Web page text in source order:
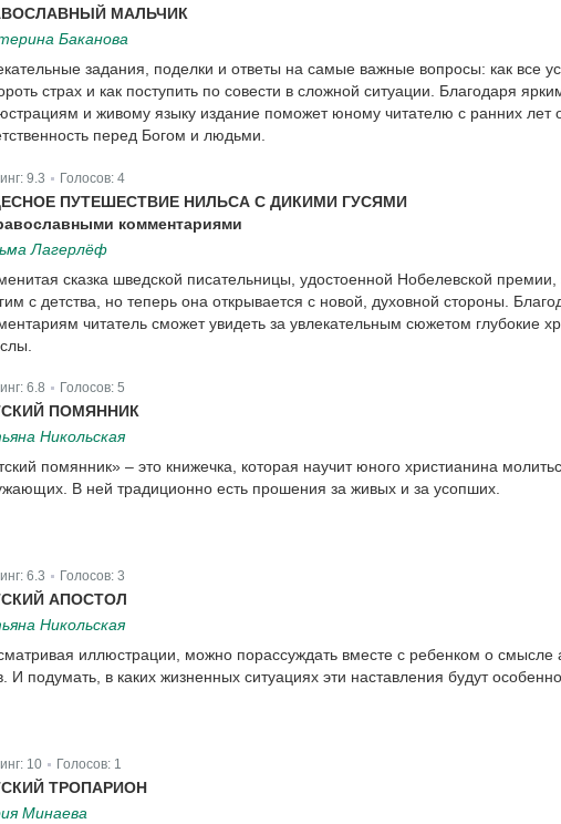
МАЛЬЧИК
Баканова
задания, поделки и ответы на самые важные вопросы: как все
страх и как поступить по совести в сложной ситуации. Благодаря
и живому языку издание поможет юному читателю с ранних лет
перед Богом и людьми.
9.3 Голосов: 4
ПУТЕШЕСТВИЕ НИЛЬСА С ДИКИМИ ГУСЯМИ
комментариями
Лагерлёф
сказка шведской писательницы, удостоенной Нобелевской премии,
с детства, но теперь она открывается с новой, духовной стороны.
читатель сможет увидеть за увлекательным сюжетом глубокие
6.8 Голосов: 5
ПОМЯННИК
Никольская
помянник» – это книжечка, которая научит юного христианина
В ней традиционно есть прошения за живых и за усопших.
6.3 Голосов: 3
АПОСТОЛ
Никольская
иллюстрации, можно порассуждать вместе с ребенком о смысле
И подумать, в каких жизненных ситуациях эти наставления будут
10 Голосов: 1
ТРОПАРИОН
Минаева